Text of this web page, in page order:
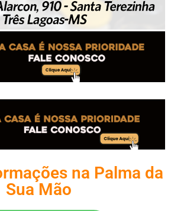
na Palma da
Sua Mão